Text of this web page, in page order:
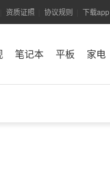
资质证照 协议规则 下载app
笔记本 平板 家电